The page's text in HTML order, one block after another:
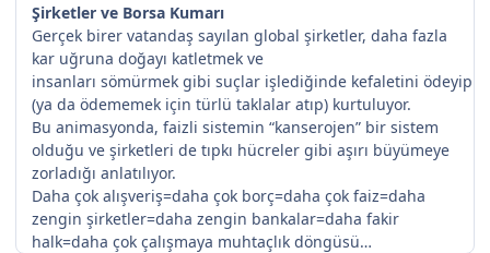
Şirketler ve Borsa Kumarı
Gerçek birer vatandaş sayılan global şirketler, daha fazla
kar uğruna doğayı katletmek ve
insanları sömürmek gibi suçlar işlediğinde kefaletini ödeyip
(ya da ödememek için türlü taklalar atıp) kurtuluyor.
Bu animasyonda, faizli sistemin “kanserojen” bir sistem
olduğu ve şirketleri de tıpkı hücreler gibi aşırı büyümeye
zorladığı anlatılıyor.
Daha çok alışveriş=daha çok borç=daha çok faiz=daha
zengin şirketler=daha zengin bankalar=daha fakir
halk=daha çok çalışmaya muhtaçlık döngüsü…